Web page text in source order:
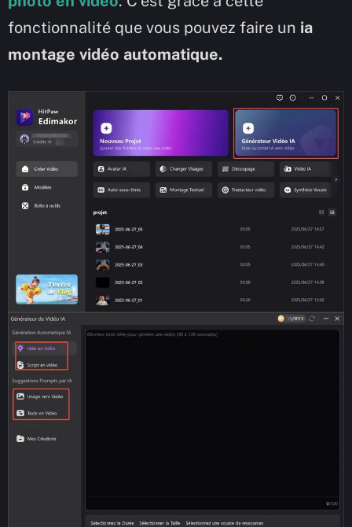
fonctionnalité que vous pouvez faire un ia
montage vidéo automatique.